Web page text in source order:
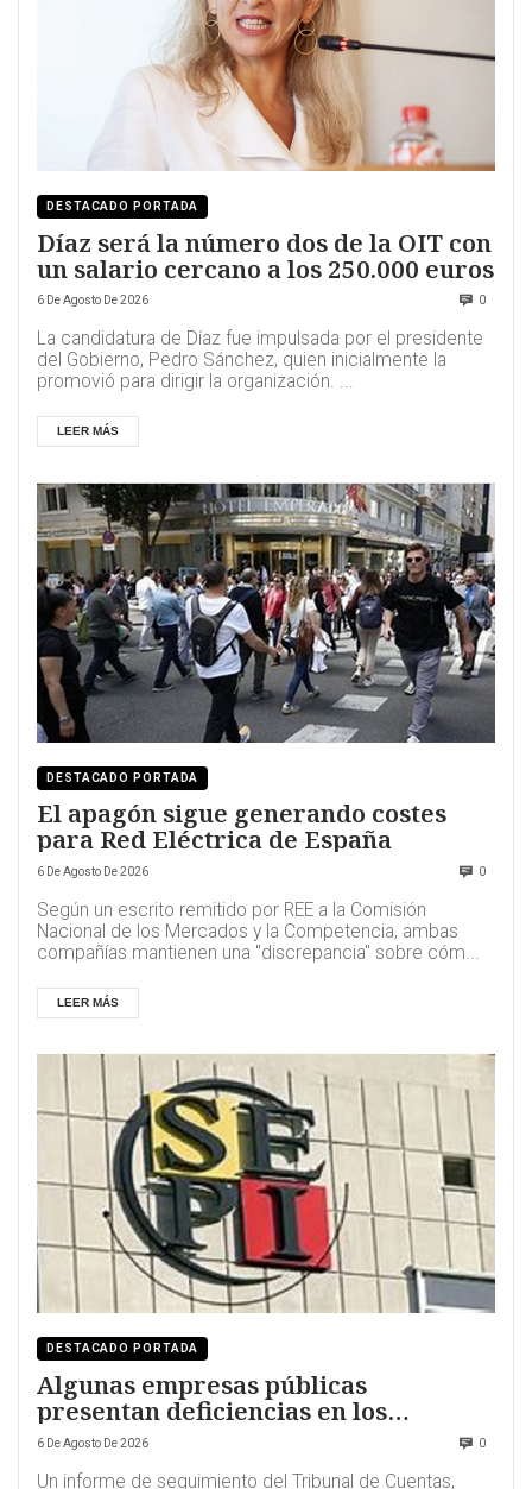
DESTACADO PORTADA
Díaz será la número dos de la OIT con
un salario cercano a los 250.000 euros
6 De Agosto De 2026 0
La candidatura de Díaz fue impulsada por el presidente
del Gobierno, Pedro Sánchez, quien inicialmente la
promovió para dirigir la organización. ...
LEER MÁS
DESTACADO PORTADA
El apagón sigue generando costes
para Red Eléctrica de España
6 De Agosto De 2026 0
Según un escrito remitido por REE a la Comisión
Nacional de los Mercados y la Competencia, ambas
compañías mantienen una "discrepancia" sobre cóm...
LEER MÁS
DESTACADO PORTADA
Algunas empresas públicas
presentan deficiencias en los
contratos de sus directivos
6 De Agosto De 2026 0
Un informe de seguimiento del Tribunal de Cuentas,